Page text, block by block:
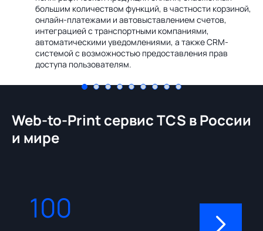
большим количеством функций, в частности корзиной,
онлайн-платежами и автовыставлением счетов,
интеграцией с транспортными компаниями,
автоматическими уведомлениями, а также CRM-
системой с возможностью предоставления прав
доступа пользователям.
Web-to-Print сервис TCS в России
и мире
100 310